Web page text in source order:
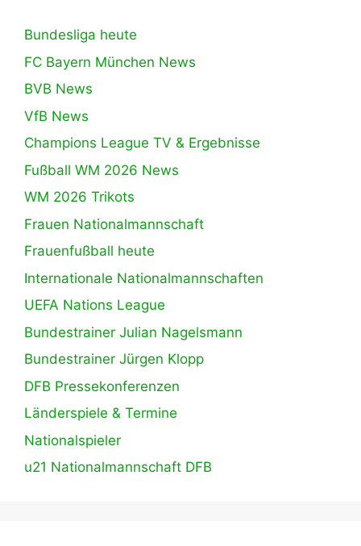
Bundesliga heute
FC Bayern München News
BVB News
VfB News
Champions League TV & Ergebnisse
Fußball WM 2026 News
WM 2026 Trikots
Frauen Nationalmannschaft
Frauenfußball heute
Internationale Nationalmannschaften
UEFA Nations League
Bundestrainer Julian Nagelsmann
Bundestrainer Jürgen Klopp
DFB Pressekonferenzen
Länderspiele & Termine
Nationalspieler
u21 Nationalmannschaft DFB